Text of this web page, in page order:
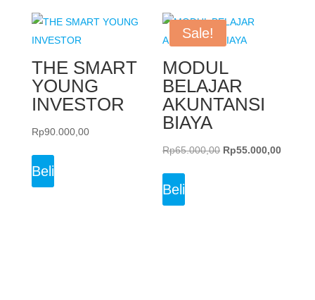
THE SMART
YOUNG
INVESTOR
Rp90.000,00
Beli
Sale!
MODUL
BELAJAR
AKUNTANSI
BIAYA
Rp65.000,00 Original
Rp55.000,00Current
Beli